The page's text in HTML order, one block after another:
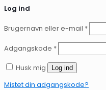
Log ind
Brugernavn eller e-mail *
Adgangskode *
Husk mig
Log ind
Mistet din adgangskode?